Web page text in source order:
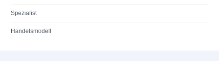
Spezialist
Handelsmodell